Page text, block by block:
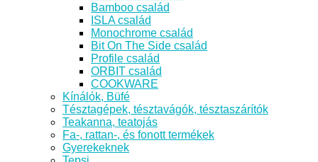
Bamboo család
ISLA család
Monochrome család
Bit On The Side család
Profile család
ORBIT család
COOKWARE
Kínálók, Büfé
Tésztagépek, tésztavágók, tésztaszárítók
Teakanna, teatojás
Fa-, rattan-, és fonott termékek
Gyerekeknek